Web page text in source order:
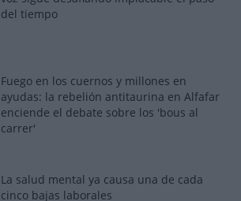
del tiempo
Fuego en los cuernos y millones en
ayudas: la rebelión antitaurina en Alfafar
enciende el debate sobre los 'bous al
carrer'
La salud mental ya causa una de cada
cinco bajas laborales